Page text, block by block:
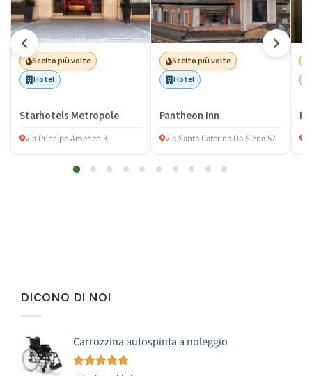
Scelto più volte
Hotel
Starhotels Metropole
Via Principe Amedeo 3
Scelto più volte
Hotel
Pantheon Inn
Via Santa Caterina Da Siena 57
DICONO DI NOI
Carrozzina autospinta a noleggio